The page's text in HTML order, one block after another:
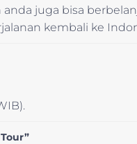
juga bisa
kembali ke